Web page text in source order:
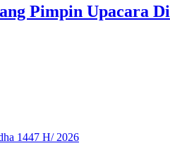
Pimpin Upacara Di
1447 H/ 2026